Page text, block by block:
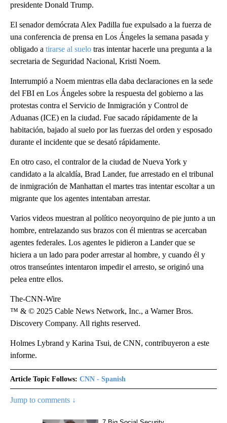
presidente Donald Trump.
El senador demócrata Alex Padilla fue expulsado a la fuerza de
una conferencia de prensa en Los Ángeles la semana pasada y
obligado a tirarse al suelo tras intentar hacerle una pregunta a la
secretaria de Seguridad Nacional, Kristi Noem.
Interrumpió a Noem mientras ella daba declaraciones en la sede
del FBI en Los Ángeles sobre la respuesta del gobierno a las
protestas contra el Servicio de Inmigración y Control de
Aduanas (ICE) en la ciudad. Fue sacado rápidamente de la
habitación, bajado al suelo por las fuerzas del orden y esposado
durante el incidente que se desató rápidamente.
En otro caso, el contralor de la ciudad de Nueva York y
candidato a la alcaldía, Brad Lander, fue arrestado en el tribunal
de inmigración de Manhattan el martes tras intentar escoltar a un
migrante que los agentes intentaban arrestar.
Varios videos muestran al político neoyorquino de pie junto a un
hombre, entrelazando sus brazos con él mientras se acercaban
agentes federales. Los agentes le pidieron a Lander que se
hiciera a un lado para poder arrestar al hombre, y cuando él y
otros transeúntes intentaron impedir el arresto, se originó una
pelea entre ellos.
The-CNN-Wire
™ & © 2025 Cable News Network, Inc., a Warner Bros.
Discovery Company. All rights reserved.
Holmes Lybrand y Karina Tsui, de CNN, contribuyeron a este
informe.
Article Topic Follows: CNN - Spanish
Jump to comments ↓